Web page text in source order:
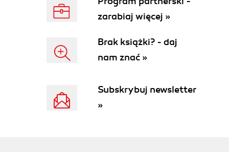
Pozycja (45)
Reflektor (45)
Rozdział 6. Dynamika sceny (49)
Kolor (52)
zarabiaj więcej »
Brak książki? - daj
nam znać »
Subskrybuj newsletter
»